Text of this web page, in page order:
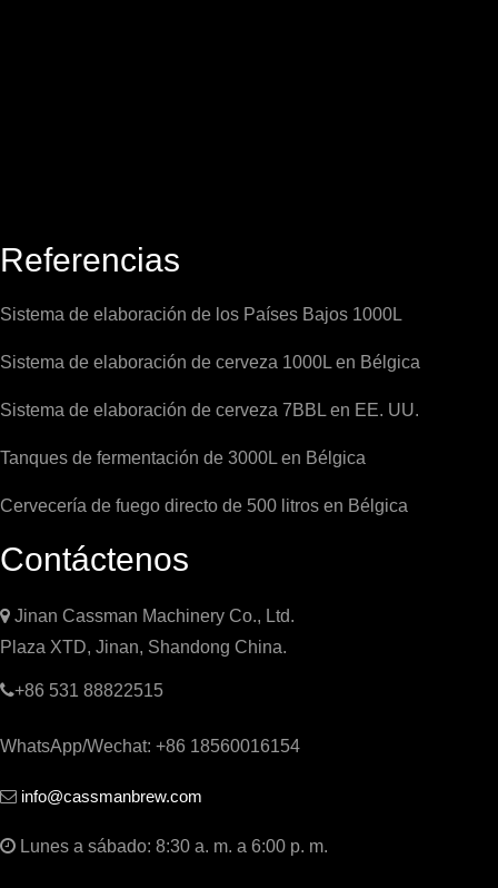
Referencias
Sistema de elaboración de los Países Bajos 1000L
Sistema de elaboración de cerveza 1000L en Bélgica
Sistema de elaboración de cerveza 7BBL en EE. UU.
Tanques de fermentación de 3000L en Bélgica
Cervecería de fuego directo de 500 litros en Bélgica
Contáctenos
 Jinan Cassman Machinery Co., Ltd.
Plaza XTD, Jinan, Shandong China.
+86 531 88822515
WhatsApp/Wechat: +86 18560016154
 info@cassmanbrew.com
 Lunes a sábado: 8:30 a. m. a 6:00 p. m.